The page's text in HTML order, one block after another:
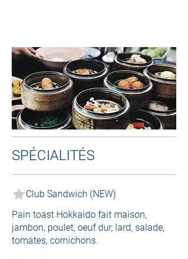
SPÉCIALITÉS
Club Sandwich (NEW)
Pain toast Hokkaido fait maison,
jambon, poulet, oeuf dur, lard, salade,
tomates, cornichons.